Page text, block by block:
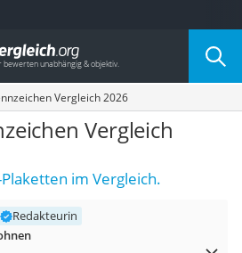
Kategorie
Vergleich 2026
Vergleich
im Vergleich.
Redakteurin